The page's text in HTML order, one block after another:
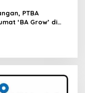
PTBA
‘BA Grow’ di